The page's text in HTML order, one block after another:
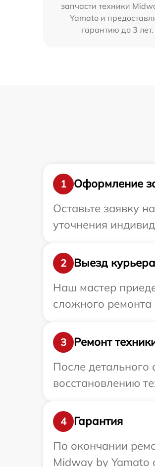
запчасти техники
Yamato и
гарантию до 3 лет.
1
Оформление
Оставьте заявку
уточнения
2
Выезд
Наш мастер
сложного ремонта
3
Ремонт
После детального
восстановлению
4
Гарантия
По окончании
Midway by Yamato